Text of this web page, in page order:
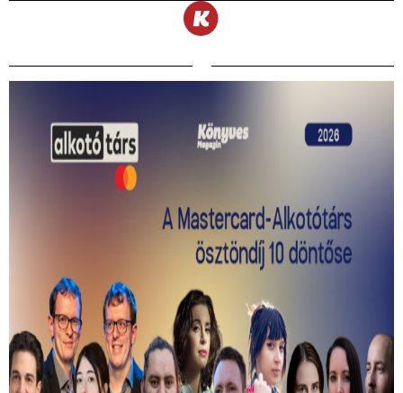
Kiválasztották a 2026-os Mastercard -
Alkotótárs ösztöndíj 10 döntősét!